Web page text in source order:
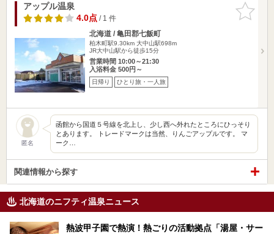
お気に入
りに追加
アップル温泉
4.0点/ 1 件
北海道 / 亀田郡七飯町
柏木町駅9.30km 大中山駅698m
JR大中山駅から徒歩15分
営業時間 10:00～21:30
入浴料金 500円～
日帰り ひとり旅・一人旅
匿名
函館から国道５号線を北上し、少し西へ外れたところにひっそり
とあります。 トレードマークは当然、りんごアップルです。 マ
ーク…
関連情報から探す
北海道のニフティ温泉ニュース
熱波甲子園で熱演！熱ごりの活動拠点「湯屋・サー